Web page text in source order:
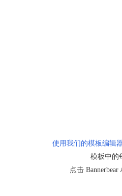
使用我们的模板编辑
模板中的
点击